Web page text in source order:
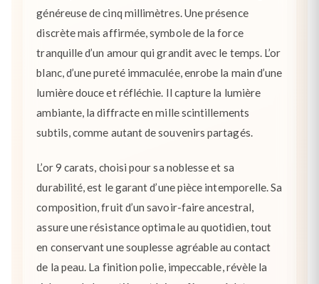
généreuse de cinq millimètres. Une présence
discrète mais affirmée, symbole de la force
tranquille d’un amour qui grandit avec le temps. L’or
blanc, d’une pureté immaculée, enrobe la main d’une
lumière douce et réfléchie. Il capture la lumière
ambiante, la diffracte en mille scintillements
subtils, comme autant de souvenirs partagés.
L’or 9 carats, choisi pour sa noblesse et sa
durabilité, est le garant d’une pièce intemporelle. Sa
composition, fruit d’un savoir-faire ancestral,
assure une résistance optimale au quotidien, tout
en conservant une souplesse agréable au contact
de la peau. La finition polie, impeccable, révèle la